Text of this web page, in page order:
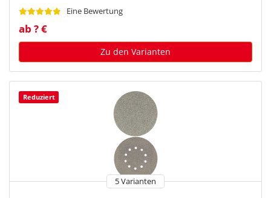
Eine Bewertung
ab ? €
Zu den Varianten
Reduziert
5 Varianten